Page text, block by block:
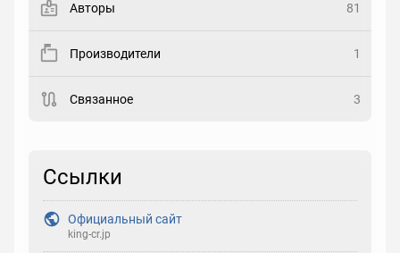
Рейтинг
Реакция
Авторы 81
Производители 1
Связанное 3
Ссылки
Официальный сайт
king-cr.jp